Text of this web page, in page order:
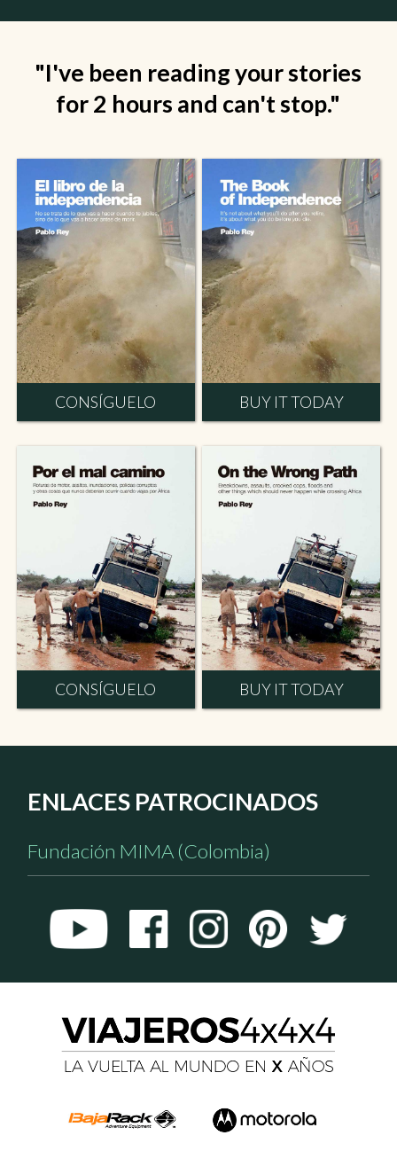
"I've been reading your stories
for 2 hours and can't stop."
CONSÍGUELO BUY IT TODAY
CONSÍGUELO BUY IT TODAY
ENLACES PATROCINADOS
Fundación MIMA (Colombia)